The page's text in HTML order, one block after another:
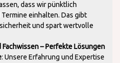
dass wir pünktlich
einhalten. Das gibt
und spart wertvolle
– Perfekte Lösungen
: Unsere Erfahrung und Expertise